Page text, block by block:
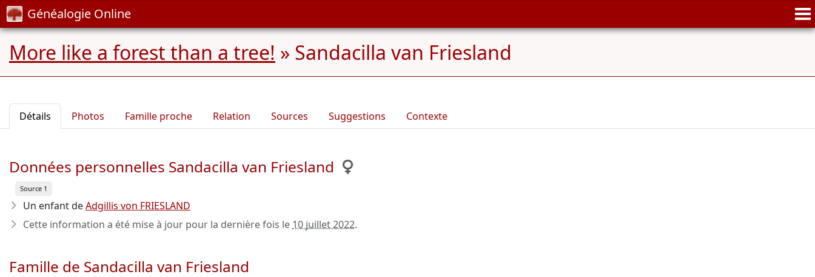
Généalogie Online
More like a forest than a tree! » Sandacilla van Friesland
Détails Photos Famille proche Relation Sources Suggestions Contexte
Données personnelles Sandacilla van Friesland
Source 1
Un enfant deAdgillis von FRIESLAND
Cette information a été mise à jour pour la dernière fois le 10 juillet 2022.
Famille de Sandacilla van Friesland